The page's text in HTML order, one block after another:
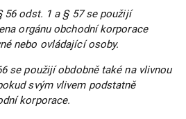
56 odst. 1 a § 57 se použijí
orgánu obchodní korporace
nebo ovládající osoby.
se použijí obdobně také na vlivnou
svým vlivem podstatně
korporace.